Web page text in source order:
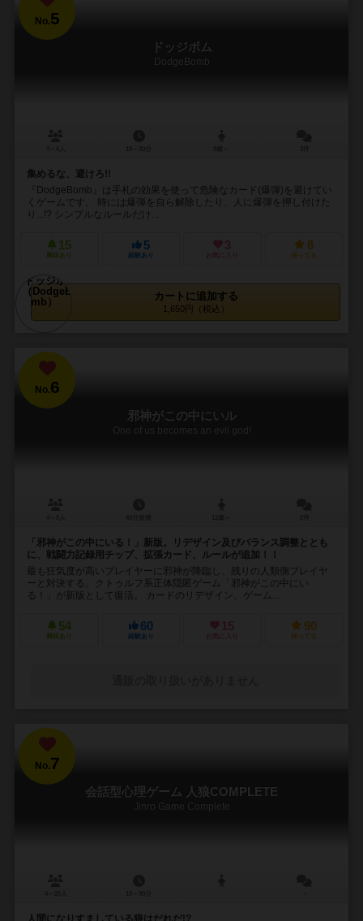
No.5
ドッジボム
DodgeBomb
集めるな、避けろ!!
『DodgeBomb』は手札の効果を使って危険なカード(爆弾)を避けてい
くゲームです。 時には爆弾を自ら解除したり、人に爆弾を押し付けた
り...!? シンプルなルールだけ...
15
興味あり
5
経験あり
3
お気に入り
8
持ってる
カートに追加する
1,650円（税込）
No.6
邪神がこの中にいル
One of us becomes an evil god!
「邪神がこの中にいる！」新版。リデザイン及びバランス調整ととも
に、戦闘力記録用チップ、拡張カード、ルールが追加！！
最も狂気度が高いプレイヤーに邪神が降臨し、残りの人類側プレイヤ
ーと対決する。クトゥルフ系正体隠匿ゲーム「邪神がこの中にい
る！」が新版として復活。 カードのリデザイン、ゲーム...
54
興味あり
60
経験あり
15
お気に入り
90
持ってる
No.7
会話型心理ゲーム 人狼COMPLETE
Jinro Game Complete
人間になりすましている狼はだれだ!?